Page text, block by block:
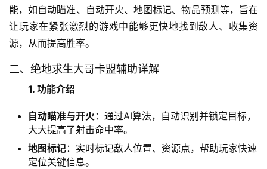
能，如自动瞄准、自动开火、地图标记、物品预测等，旨在
让玩家在紧张激烈的游戏中能够更快地找到敌人、收集资
源，从而提高胜率。
二、绝地求生大哥卡盟辅助详解
1. 功能介绍
自动瞄准与开火 ：通过AI算法，自动识别并锁定目标，
大大提高了射击命中率。
地图标记：实时标记敌人位置、资源点，帮助玩家快速
定位关键信息。